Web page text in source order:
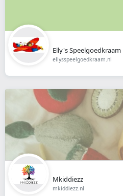
Elly's Speelgoedkraam
ellysspeelgoedkraam.nl
Mkiddiezz
mkiddiezz.nl